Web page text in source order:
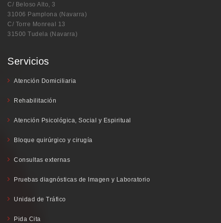
C/ Beloso Alto, 3
31006 Pamplona (Navarra)
C/ Torre Monreal 13
31500 Tudela (Navarra)
Servicios
Atención Domiciliaria
Rehabilitación
Atención Psicológica, Social y Espiritual
Bloque quirúrgico y cirugía
Consultas externas
Pruebas diagnósticas de Imagen y Laboratorio
Unidad de Tráfico
Pida Cita